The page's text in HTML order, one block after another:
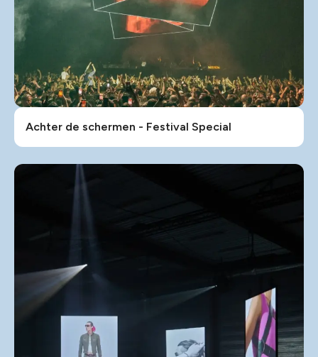
Achter de schermen - Festival Special